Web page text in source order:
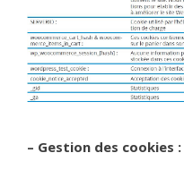
– Gestion des cookies :